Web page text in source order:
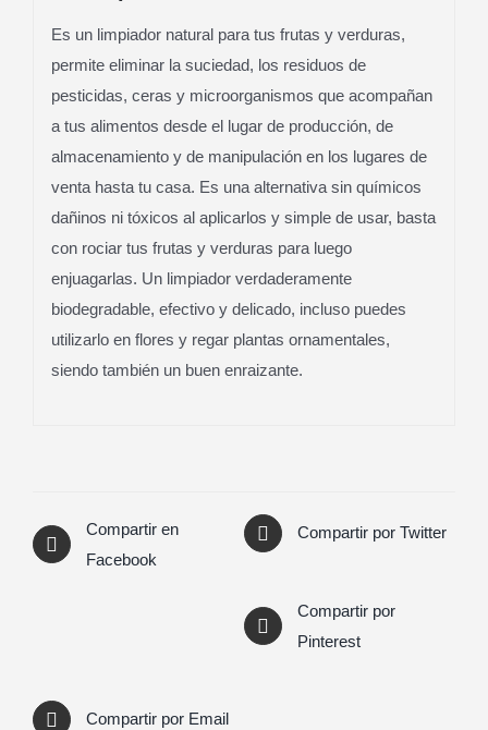
Es un limpiador natural para tus frutas y verduras,
permite eliminar la suciedad, los residuos de
pesticidas, ceras y microorganismos que acompañan
a tus alimentos desde el lugar de producción, de
almacenamiento y de manipulación en los lugares de
venta hasta tu casa. Es una alternativa sin químicos
dañinos ni tóxicos al aplicarlos y simple de usar, basta
con rociar tus frutas y verduras para luego
enjuagarlas. Un limpiador verdaderamente
biodegradable, efectivo y delicado, incluso puedes
utilizarlo en flores y regar plantas ornamentales,
siendo también un buen enraizante.
Compartir en
Facebook
Compartir por Twitter
Compartir por
Pinterest
Compartir por Email